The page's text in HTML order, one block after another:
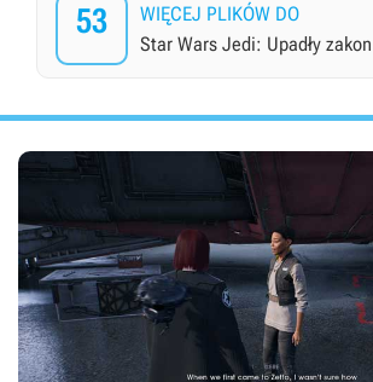
53
WIĘCEJ PLIKÓW DO
Star Wars Jedi: Upadły zakon